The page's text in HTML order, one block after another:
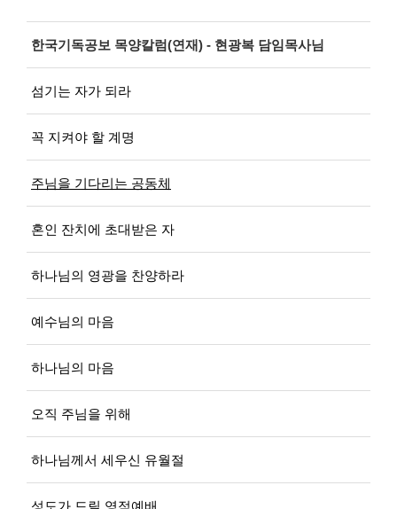
한국기독공보 목양칼럼(연재) - 현광복 담임목사님
섬기는 자가 되라
꼭 지켜야 할 계명
주님을 기다리는 공동체
혼인 잔치에 초대받은 자
하나님의 영광을 찬양하라
예수님의 마음
하나님의 마음
오직 주님을 위해
하나님께서 세우신 유월절